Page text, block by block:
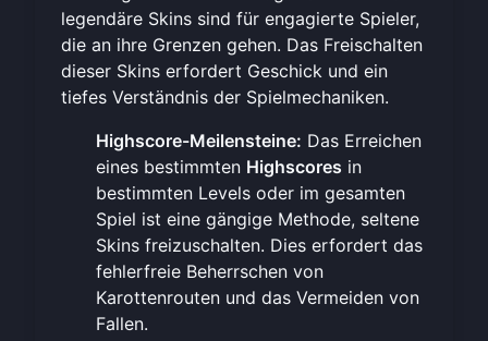
legendäre Skins sind für engagierte Spieler,
die an ihre Grenzen gehen. Das Freischalten
dieser Skins erfordert Geschick und ein
tiefes Verständnis der Spielmechaniken.
Highscore-Meilensteine: Das Erreichen
eines bestimmten Highscores in
bestimmten Levels oder im gesamten
Spiel ist eine gängige Methode, seltene
Skins freizuschalten. Dies erfordert das
fehlerfreie Beherrschen von
Karottenrouten und das Vermeiden von
Fallen.